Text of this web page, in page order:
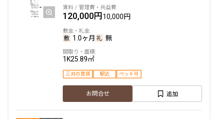
120,000円10,000円
1.0ヶ月 無
1K25.89㎡
三井の賃貸 駅近 ペット可
お問合せ 追加